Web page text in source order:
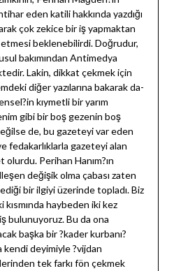
eden katili hakkında yazdığı
çok zekice bir iş yapmaktan
etmesi beklenebilirdi. Doğrudur,
bakımından Antimedya
Lakin, dikkat çekmek için
diğer yazılarına bakarak da-
kıymetli bir yarım
gibi bir boş gezenin boş
de, bu gazeteyi var eden
fedakarlıklarla gazeteyi alan
Perihan Hanım?ın
değişik olma çabası zaten
bir ilgiyi üzerinde topladı. Biz
haybeden iki kez
bulunuyoruz. Bu da ona
başka bir ?kader kurbanı?
kendi deyimiyle ?vijdan
tek farkı fön çekmek